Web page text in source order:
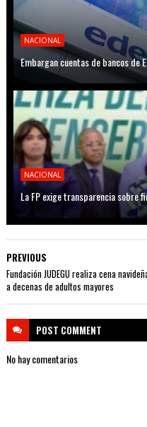
NACIONAL
Embargan cuentas de bancos de
NACIONAL
La FP exige transparencia sobre
PREVIOUS
Fundación JUDEGU realiza cena
a decenas de adultos mayores
POST COMMENT
No hay comentarios